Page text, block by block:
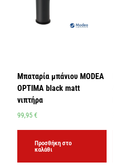
Μπαταρία μπάνιου MODEA
OPTIMA black matt
νιπτήρα
99,95€
Προσθήκη στο
καλάθι